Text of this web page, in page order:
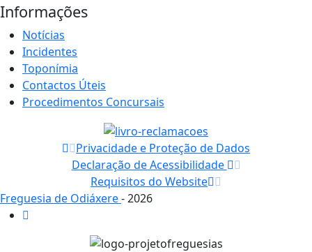
Informações
Notícias
Incidentes
Toponímia
Contactos Úteis
Procedimentos Concursais
Privacidade e Proteção de Dados
Declaração de Acessibilidade
Requisitos do Website
Freguesia de Odiáxere- 2026